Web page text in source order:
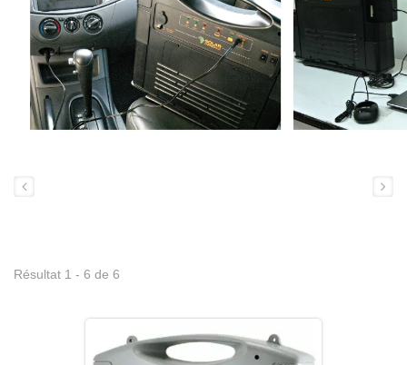
Résultat 1 - 6 de 6